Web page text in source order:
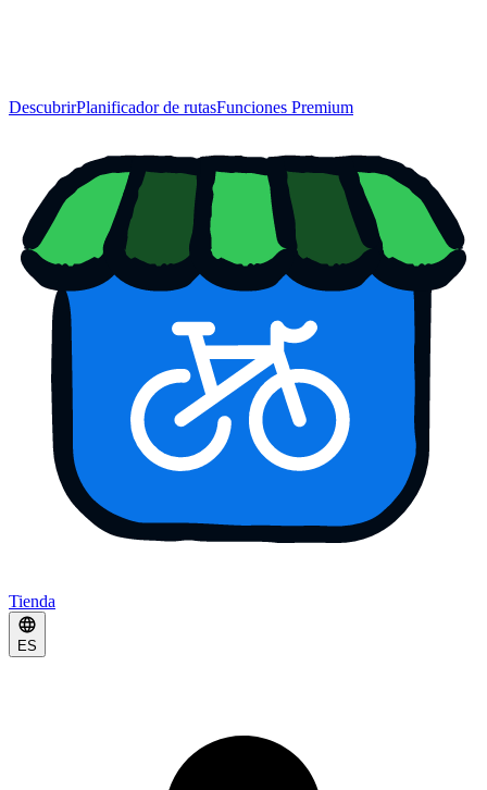
DescubrirPlanificador de rutasFunciones Premium
Tienda
ES